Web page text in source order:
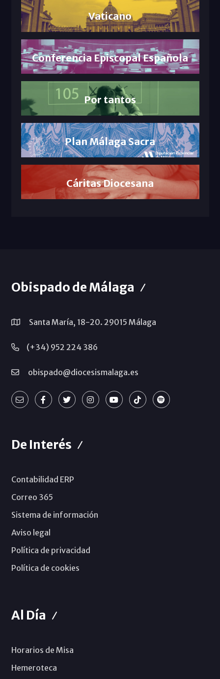
Vaticano
Conferencia Episcopal Española
Por tantos
Plan Málaga Sacra
Cáritas Diocesana
Obispado de Málaga
Santa María, 18-20. 29015 Málaga
(+34) 952 224 386
obispado@diocesismalaga.es
De Interés
Contabilidad ERP
Correo 365
Sistema de información
Aviso legal
Política de privacidad
Política de cookies
Al Día
Horarios de Misa
Hemeroteca